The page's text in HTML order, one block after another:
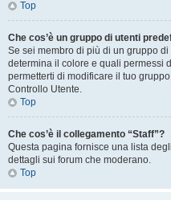
Top
Che cos’è un gruppo di utenti
Se sei membro di più di un gruppo
determina il colore e quali permessi
permetterti di modificare il tuo
Controllo Utente.
Top
Che cos’è il collegamento “Staff”?
Questa pagina fornisce una lista
dettagli sui forum che moderano.
Top